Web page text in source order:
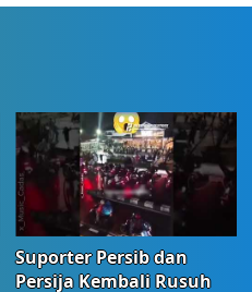
Suporter Persib dan
Persija Kembali Rusuh